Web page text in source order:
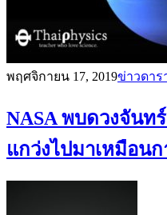
พฤศจิกายน 17, 2019ข่าวดาร
NASA พบดวงจันท
แกว่งไปมาเหมือนก